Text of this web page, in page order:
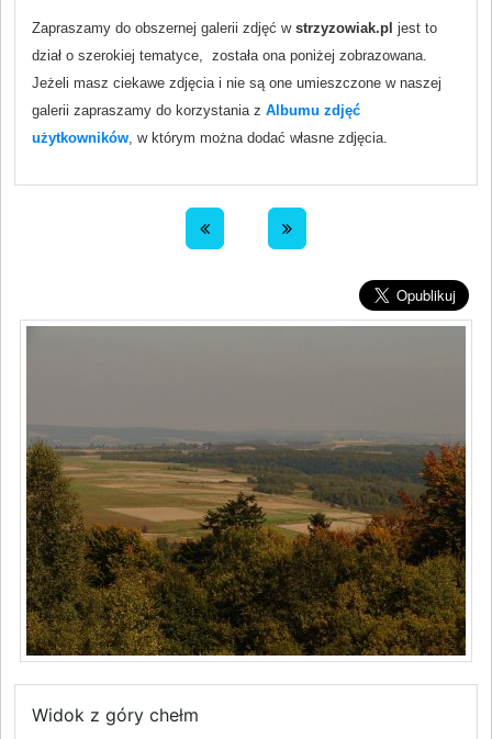
Zapraszamy do obszernej galerii zdjęć w strzyzowiak.pl jest to
dział o szerokiej tematyce, została ona poniżej zobrazowana.
Jeżeli masz ciekawe zdjęcia i nie są one umieszczone w naszej
galerii zapraszamy do korzystania z Albumu zdjęć
użytkowników, w którym można dodać własne zdjęcia.
Widok z góry chełm